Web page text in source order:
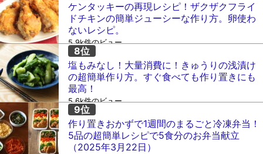
ケンタッキーの再現レシピ！ザクザクフライ
ドチキンの簡単ジューシーな作り方。卵使わ
ないレシピ。
5.9k件のビュー
塩もみなし！大量消費に！きゅうりの浅漬け
の超簡単作り方。すぐ食べても作り置きにも
最高！
5.6k件のビュー
作り置きおかずで1週間のまるごと冷凍弁当！
5品の超簡単レシピで5食分のお弁当献立
（2025年3月22日）